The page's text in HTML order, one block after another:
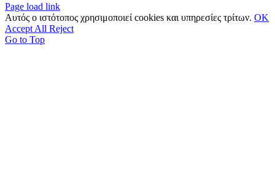
Page load link
Αυτός ο ιστότοπος χρησιμοποιεί cookies και υπηρεσίες τρίτων. OK
Accept All Reject
Go to Top